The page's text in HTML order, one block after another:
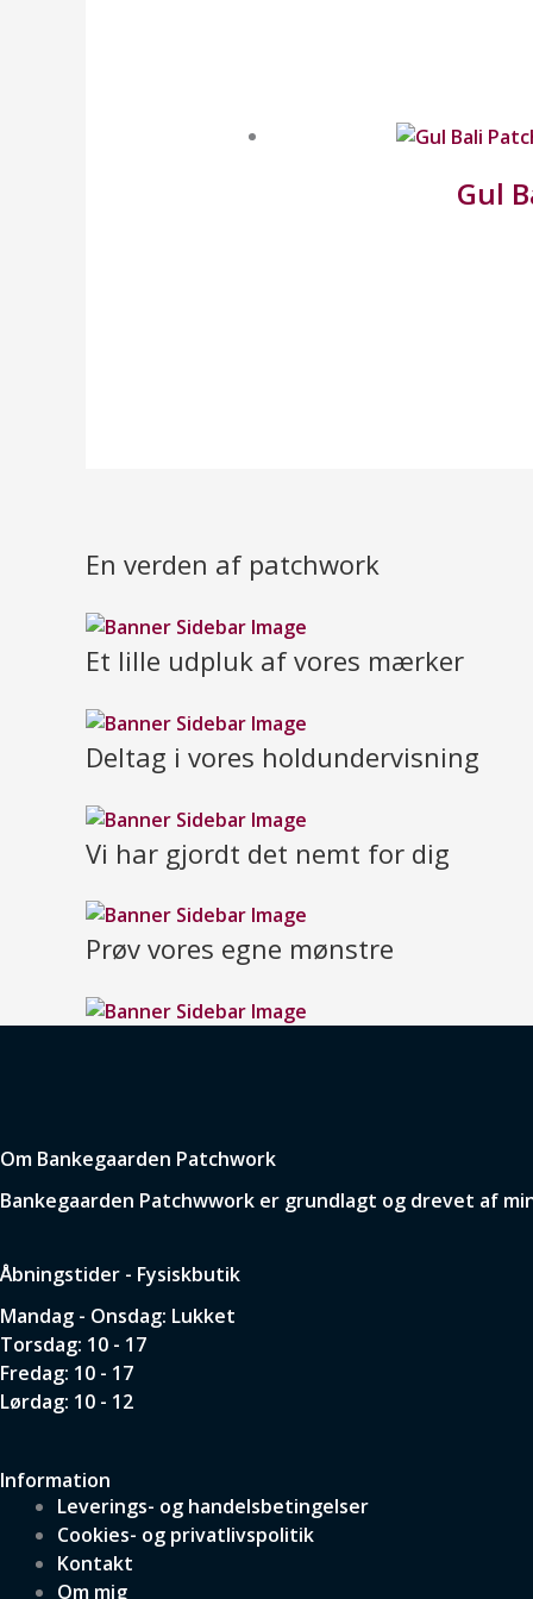
Gul
En verden af patchwork
Et lille udpluk af vores mærker
Deltag i vores holdundervisning
Vi har gjordt det nemt for dig
Prøv vores egne mønstre
Om Bankegaarden Patchwork
Bankegaarden Patchwwork er grundlagt og drevet af
Åbningstider - Fysiskbutik
Mandag - Onsdag: Lukket
Torsdag: 10 - 17
Fredag: 10 - 17
Lørdag: 10 - 12
Information
Leverings- og handelsbetingelser
Cookies- og privatlivspolitik
Kontakt
Om mig